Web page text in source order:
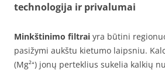
technologija ir privalumai
Minkštinimo filtrai yra būtini
pasižymi aukštu kietumo laipsniu.
(Mg²⁺) jonų perteklius sukelia kalkių